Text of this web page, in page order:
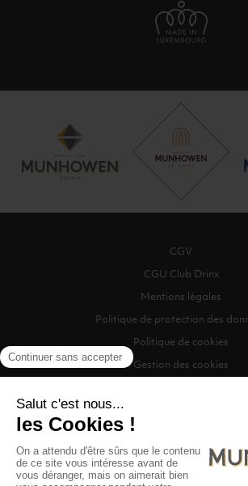
CGV
CGU Club Drinx
Mentions légales
Politique de protection des
Politique de cookies
Gestion des cookies
©2026 Munhowen Drinx / Tous
Digitalised by